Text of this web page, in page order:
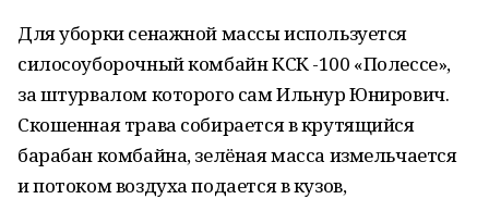
Для уборки сенажной массы используется
силосоуборочный комбайн КСК -100 «Полессе»,
за штурвалом которого сам Ильнур Юнирович.
Скошенная трава собирается в крутящийся
барабан комбайна, зелёная масса измельчается
и потоком воздуха подается в кузов,